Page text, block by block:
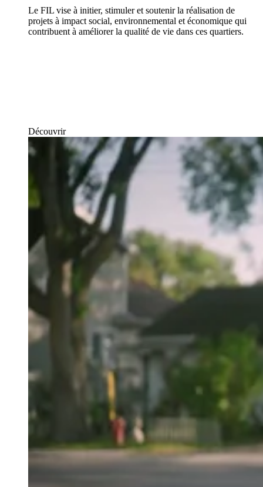
Le FIL vise à initier, stimuler et soutenir la réalisation de
projets à impact social, environnemental et économique qui
contribuent à améliorer la qualité de vie dans ces quartiers.
Découvrir